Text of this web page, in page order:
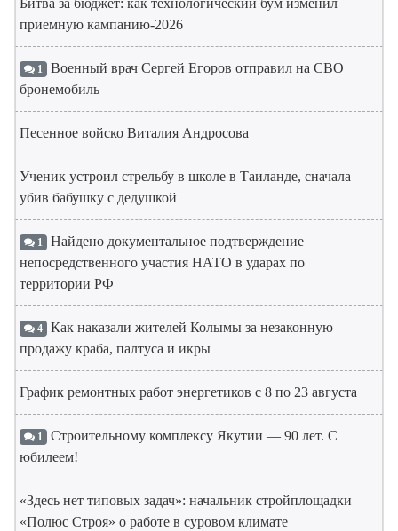
Битва за бюджет: как технологический бум изменил
приемную кампанию-2026
1 Военный врач Сергей Егоров отправил на СВО
бронемобиль
Песенное войско Виталия Андросова
Ученик устроил стрельбу в школе в Таиланде, сначала
убив бабушку с дедушкой
1 Найдено документальное подтверждение
непосредственного участия НАТО в ударах по
территории РФ
4 Как наказали жителей Колымы за незаконную
продажу краба, палтуса и икры
График ремонтных работ энергетиков с 8 по 23 августа
1 Строительному комплексу Якутии — 90 лет. С
юбилеем!
«Здесь нет типовых задач»: начальник стройплощадки
«Полюс Строя» о работе в суровом климате